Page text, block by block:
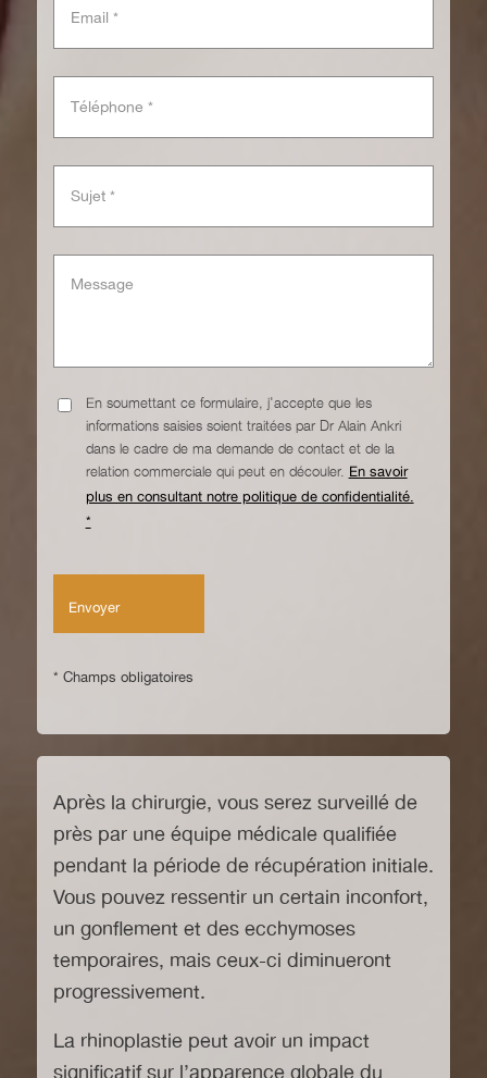
En soumettant ce formulaire, j'accepte que les
informations saisies soient traitées par Dr Alain Ankri
dans le cadre de ma demande de contact et de la
relation commerciale qui peut en découler. En savoir
plus en consultant notre politique de confidentialité.
*
* Champs obligatoires
Après la chirurgie, vous serez surveillé de
près par une équipe médicale qualifiée
pendant la période de récupération initiale.
Vous pouvez ressentir un certain inconfort,
un gonflement et des ecchymoses
temporaires, mais ceux-ci diminueront
progressivement.
La rhinoplastie peut avoir un impact